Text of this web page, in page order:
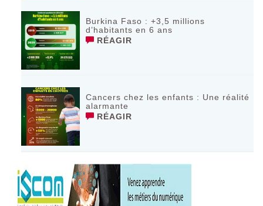
Burkina Faso : +3,5 millions
d’habitants en 6 ans
RÉAGIR
Cancers chez les enfants : Une réalité
alarmante
RÉAGIR